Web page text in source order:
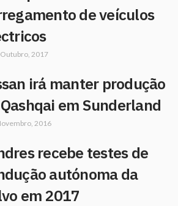
de veículos
2017
irá manter produção
em Sunderland
2016
recebe testes de
autónoma da
em 2017